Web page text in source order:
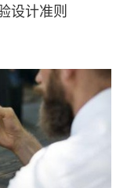
设计准则